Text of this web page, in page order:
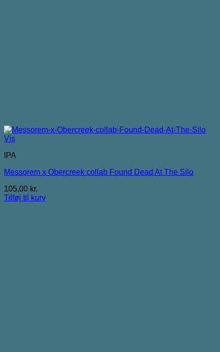
Vis
IPA
Messorem x Obercreek collab Found Dead At The Silo
105,00 kr.
Tilføj til kurv